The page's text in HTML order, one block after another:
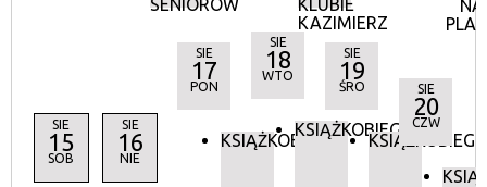
SENIORÓW
KLUBIE
KAZIMIERZ
NA
SIE
15
SOB
SIE
16
NIE
SIE
17
PON
KSIĄŻKOBIEG
SIE
18
WTO
KSIĄŻKOBIEG
SIE
19
ŚRO
KSIĄŻKOBIEG
SIE
20
CZW